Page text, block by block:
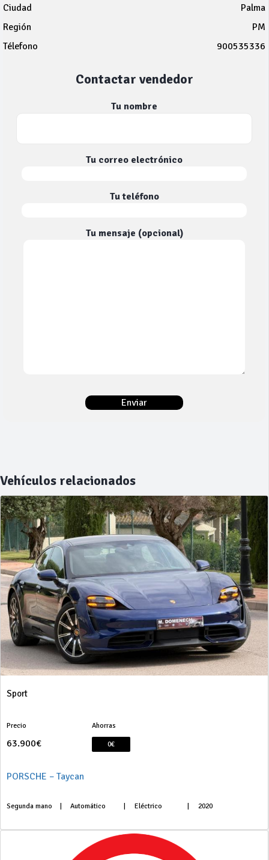
Ciudad
Palma
Región
PM
Télefono
900535336
Contactar vendedor
Tu nombre
Tu correo electrónico
Tu teléfono
Tu mensaje (opcional)
Vehículos relacionados
Sport
Precio
63.900€
Ahorras
0€
PORSCHE – Taycan
Segunda mano Automático Eléctrico 2020